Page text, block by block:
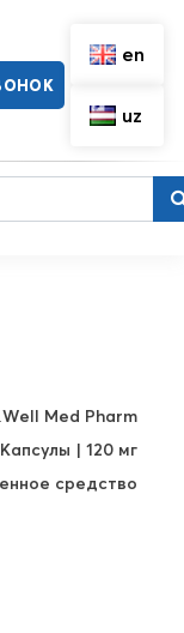
en
uz
Well Med Pharm
Капсулы | 120 мг
средство